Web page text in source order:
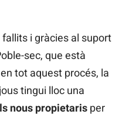
i gràcies al suport
sec, que està
tot aquest procés, la
tingui lloc una
nous propietaris per